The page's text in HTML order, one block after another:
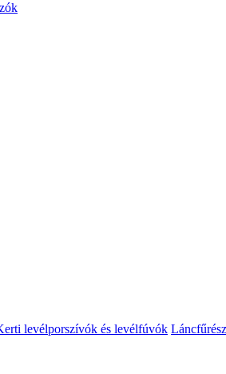
levélporszívók és levélfúvók